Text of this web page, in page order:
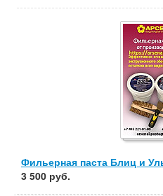
Фильерная паста Блиц и
3 500 руб.